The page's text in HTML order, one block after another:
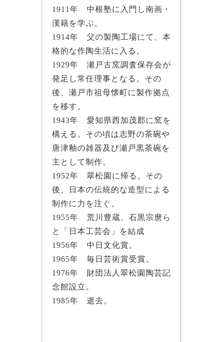
1911年 中根塾に入門し南画・
漢籍を学ぶ。
1914年 父の製陶工場にて、本
格的な作陶生活に入る。
1929年 瀬戸古窯調査保存会が
発足し常任理事となる。その
後、瀬戸市祖母懐町に製作拠点
を移す。
1943年 愛知県西加茂郡に窯を
構える。その頃は志野の茶碗や
唐津釉の雑器及び瀬戸黒茶碗を
主として制作。
1952年 翠松園に帰る。その
後、日本の伝統的な造型による
制作に力を注ぐ。
1955年 荒川豊蔵、石黒宗麿ら
と「日本工芸会」を結成
1956年 中日文化賞。
1965年 毎日芸術賞受賞。
1976年 財団法人翠松園陶芸記
念館設立。
1985年 逝去。